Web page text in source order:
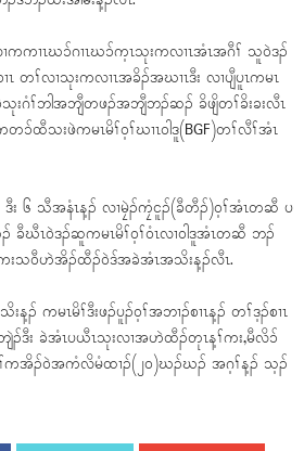
ကၢၤဃၥ်ဂၢၤဃၥ်က့ၤသုးကလၢၤအံၤအဂီၢ် သူဝဲဒၣ်
ၤ တၢ်လၢသုးကလၢၤအခိၣ်အဃၢၤဒီး လၢပျီပူၤကမၤ
းဂံၢ်ဘါအဘျီတဖၣ်အဘျီဘၣ်ဆၣ် ခိဖျိတၢ်ခိးခးလီၤ
သးဖဲကမၤမိၢ်ဝ့ၢ်ဃၢၤဝါဒူ(BGF)တၢ်လီၢ်အံၤ
း ၆ သီအနံၤန့ၣ် လၢမၠဲၣ်ကၠံငူၣ်(ခီတီၣ်)ဝ့ၢ်အံၤတဆီ ပ
ခီဃီၤဝဲဒၣ်ဆူကမၤမိၢ်ဝ့ၢ်ဝံၤလၢဝါဒူအံၤတဆီ ဘၣ်
ကးသဝီဟဲအိၣ်ထီၣ်ဝဲဒ်အခဲအံၤအသိးန့ၣ်လီၤ.
န့ၣ် ကမၤမိၢ်ဒီးဖၣ်ပူၣ်ဝ့ၢ်အဘၢၣ်စၢၤန့ၣ် တၢ်ဒ့ၣ်စၢၤ
ၣ်ဒီး ခဲအံၤပယီၤသုးလၢအဟဲထီၣ်တုၤန့ၢ်ကး,မီလိၥ်
ကအိၣ်ဝဲအကံလိမံထၢၣ်(၂၀)ဃၣ်ဃၣ် အဂ့ၢ်န့ၣ် သ့ၣ်